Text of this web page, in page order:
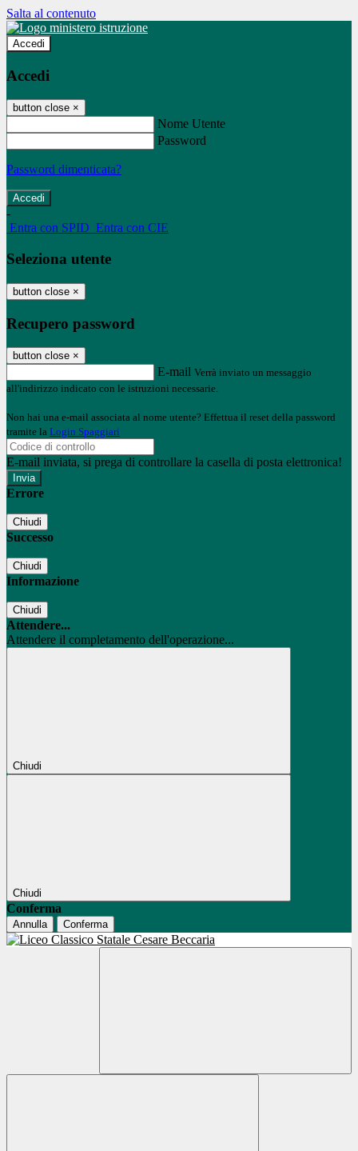
Salta al contenuto
Accedi
Accedi
button close ×
Nome Utente
Password
Password dimenticata?
-
Entra con SPID Entra con CIE
Seleziona utente
button close ×
Recupero password
button close ×
E-mail Verrà inviato un messaggio
all'indirizzo indicato con le istruzioni necessarie.
Non hai una e-mail associata al nome utente? Effettua il reset della password
tramite la Login Spaggiari
E-mail inviata, si prega di controllare la casella di posta elettronica!
Errore
Chiudi
Successo
Chiudi
Informazione
Chiudi
Attendere...
Attendere il completamento dell'operazione...
Chiudi
Chiudi
Conferma
Annulla Conferma